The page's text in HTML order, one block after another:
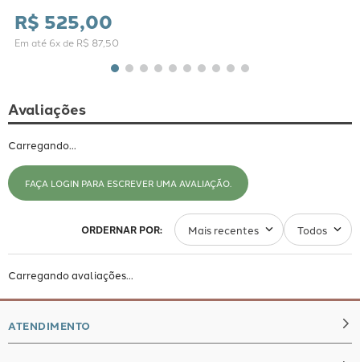
R$ 525,00
Em até 6x de R$ 87, 50
Avaliações
Carregando…
FAÇA LOGIN PARA ESCREVER UMA AVALIAÇÃO.
Mais recentes Todos
Carregando avaliações…
ATENDIMENTO